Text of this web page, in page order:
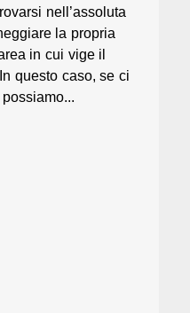
nell’assoluta
la propria
in cui vige il
questo caso, se ci